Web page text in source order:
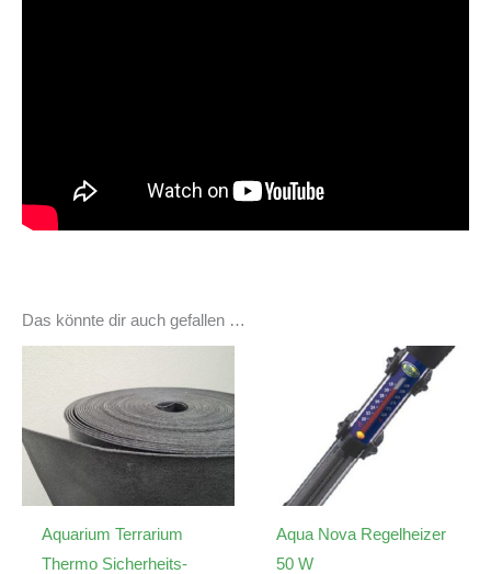
Das könnte dir auch gefallen …
Aquarium Terrarium
Thermo Sicherheits-
Aqua Nova Regelheizer
50 W